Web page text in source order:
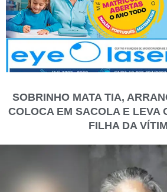
SOBRINHO MATA TIA,
COLOCA EM SACOLA E LEVA
FILHA DA